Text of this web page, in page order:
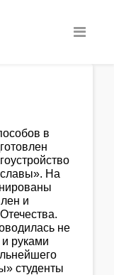
в
На
и
не
руками
студенты